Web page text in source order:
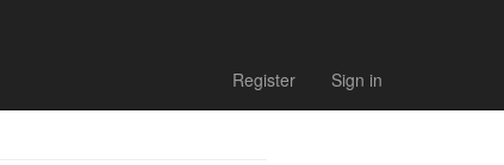
Register Sign in